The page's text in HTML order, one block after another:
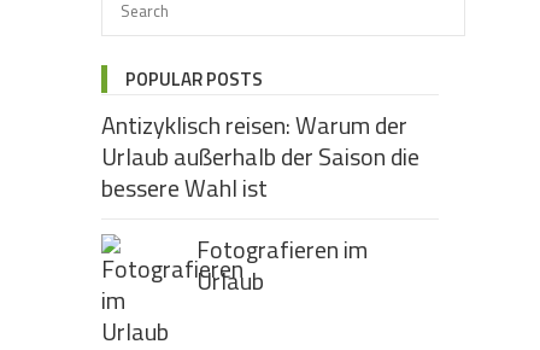
POPULAR POSTS
Antizyklisch reisen: Warum der
Urlaub außerhalb der Saison die
bessere Wahl ist
Fotografieren im
Urlaub